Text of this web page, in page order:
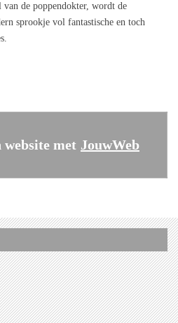
van de poppendokter, wordt de
sprookje vol fantastische en toch
met JouwWeb